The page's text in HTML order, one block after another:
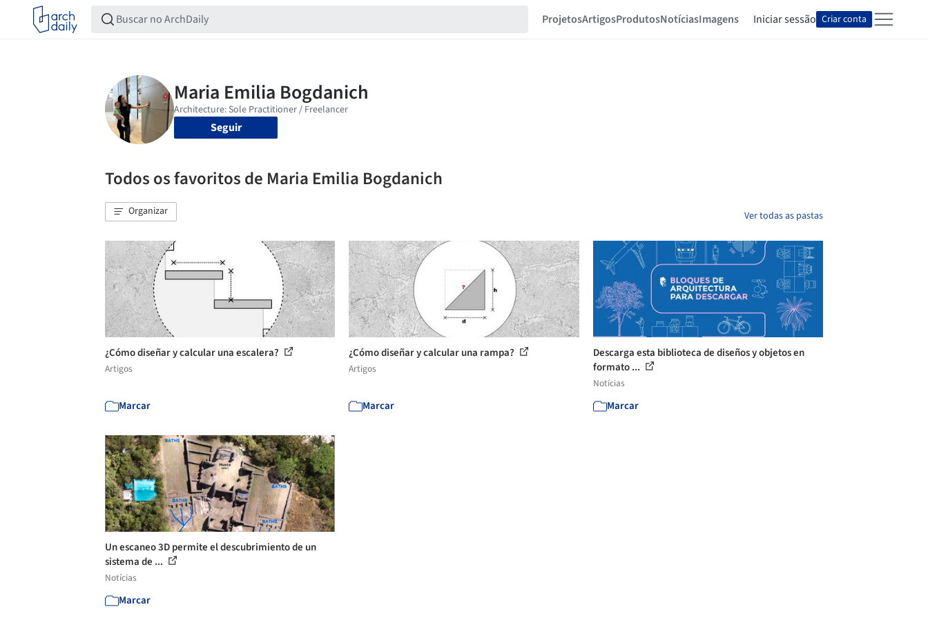
ProjetosArtigosProdutosNotíciasImagens Iniciar sessão Criar conta
Seguir
Todos os favoritos de Maria Emilia Bogdanich
Organizar Ver todas as pastas
¿Cómo diseñar y calcular una escalera?
Artigos
Marcar
¿Cómo diseñar y calcular una rampa?
Artigos
Marcar
Descarga esta biblioteca de diseños y objetos en
formato ...
Notícias
Marcar
Un escaneo 3D permite el descubrimiento de un
sistema de ...
Notícias
Marcar